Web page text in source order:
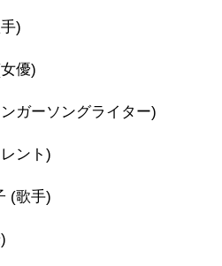
)
優)
ガーソングライター)
ント)
(歌手)